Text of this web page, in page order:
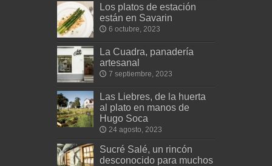
Los platos de estación
están en Savarin
6 octubre, 2023
La Cuadra, panadería
artesanal
7 septiembre, 2023
Las Liebres, de la huerta
al plato en manos de
Hugo Soca
24 agosto, 2023
Sucré Salé, un rincón
desconocido para muchos